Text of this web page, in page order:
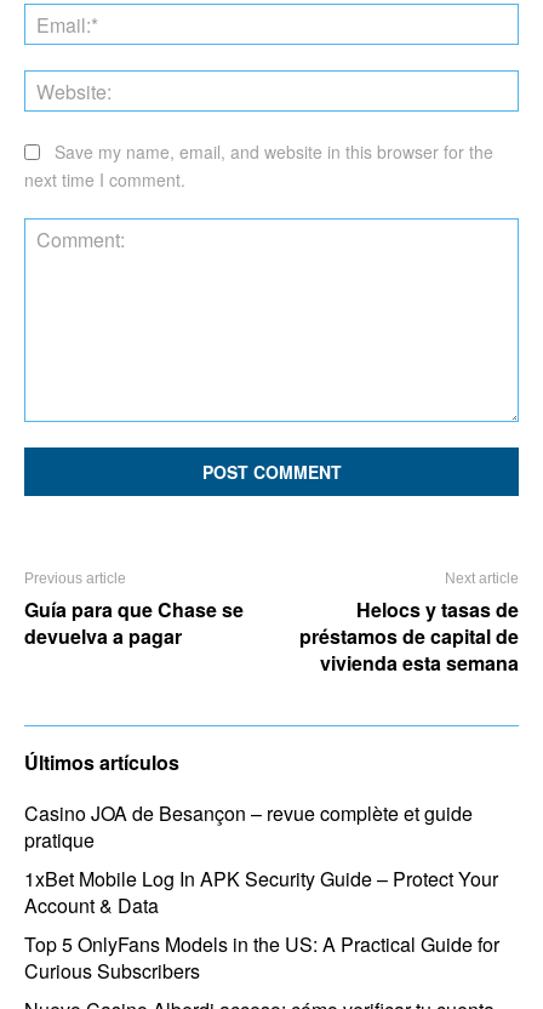
Save my name, email, and website in this browser for the
next time I comment.
Previous article
Guía para que Chase se
devuelva a pagar
Next article
Helocs y tasas de
préstamos de capital de
vivienda esta semana
Últimos artículos
Casino JOA de Besançon – revue complète et guide
pratique
1xBet Mobile Log In APK Security Guide – Protect Your
Account & Data
Top 5 OnlyFans Models in the US: A Practical Guide for
Curious Subscribers